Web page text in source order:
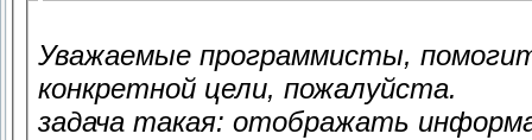
Уважаемые программисты,
конкретной цели, пожалуйста.
задача такая: отображать